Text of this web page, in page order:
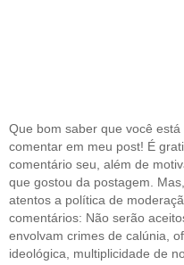
Que bom saber que você
comentar em meu post! É
comentário seu, além de
que gostou da postagem.
atentos a política de
comentários: Não serão
envolvam crimes de calúnia,
ideológica, multiplicidade de